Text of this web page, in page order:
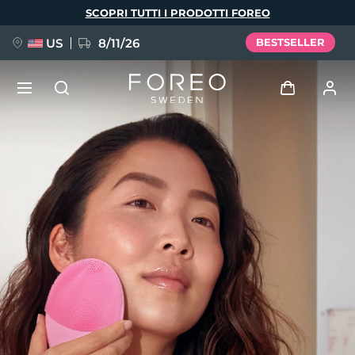
SCOPRI TUTTI I PRODOTTI FOREO
US 8/11/26 BESTSELLER
I miei dispositivi
I miei ordini
I miei indirizzi
I miei abbonamenti
NUOVO
FAQ™ Pure Beauty-Tech Elixir
BREAKING NEWS
issa™ Teeth Whitening Set
Lingua
English Deutsch
Español
Français
Italiano
Português
Polski
Svenska
Русский
Türkçe
简体中文 繁體中文